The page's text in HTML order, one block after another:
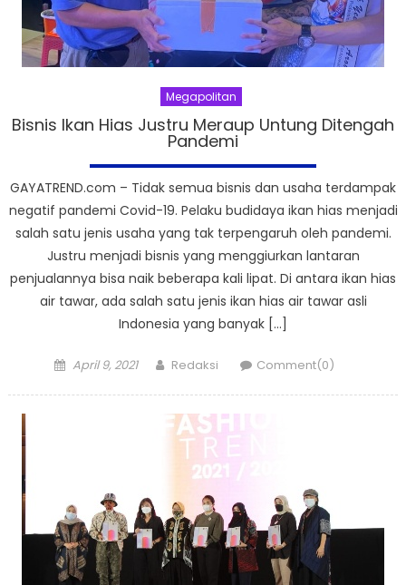
Megapolitan
Bisnis Ikan Hias Justru Meraup Untung Ditengah
Pandemi
GAYATREND.com – Tidak semua bisnis dan usaha terdampak
negatif pandemi Covid-19. Pelaku budidaya ikan hias menjadi
salah satu jenis usaha yang tak terpengaruh oleh pandemi.
Justru menjadi bisnis yang menggiurkan lantaran
penjualannya bisa naik beberapa kali lipat. Di antara ikan hias
air tawar, ada salah satu jenis ikan hias air tawar asli
Indonesia yang banyak […]
Posted
April 9, 2021 Author
Redaksi Comment(0)